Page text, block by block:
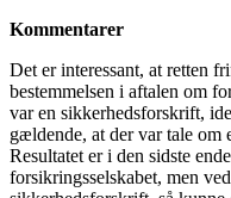
Kommentarer
Det er interessant, at retten
bestemmelsen i aftalen om
var en sikkerhedsforskrift,
gældende, at der var tale om
Resultatet er i den sidste
forsikringsselskabet, men